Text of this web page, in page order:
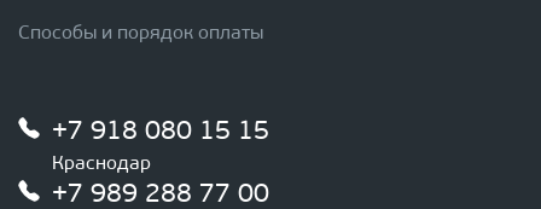
Способы и порядок оплаты
+7 918 080 15 15
Краснодар
+7 989 288 77 00